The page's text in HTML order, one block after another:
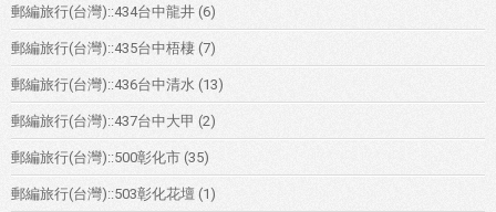
郵編旅行(台灣)::434台中龍井 (6)
郵編旅行(台灣)::435台中梧棲 (7)
郵編旅行(台灣)::436台中清水 (13)
郵編旅行(台灣)::437台中大甲 (2)
郵編旅行(台灣)::500彰化市 (35)
郵編旅行(台灣)::503彰化花壇 (1)